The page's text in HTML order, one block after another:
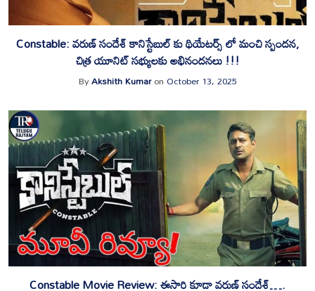
Constable: వరుణ్ సందేశ్ కానిస్టేబుల్ కు థియేటర్స్ లో మంచి స్పందన,
చిత్ర యూనిట్ సభ్యులకు అభినందనలు !!!
ByAkshith Kumaron October 13, 2025
Constable Movie Review: ఈసారి కూడా వరుణ్ సందేశ్….